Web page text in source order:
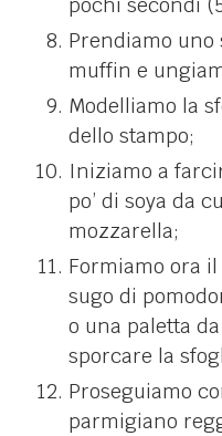
pochi secondi
Prendiamo uno
muffin e
Modelliamo la
dello stampo;
Iniziamo a
po’ di soya da
mozzarella;
Formiamo ora
sugo di
o una paletta
sporcare la
Proseguiamo
parmigiano